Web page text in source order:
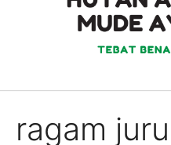
ragam